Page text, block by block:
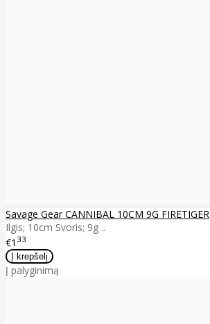
Savage Gear CANNIBAL 10CM 9G FIRETIGER
Ilgis; 10cm Svoris; 9g ..
€1 33
Į palyginimą